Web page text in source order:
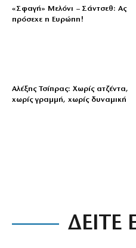
«Σφαγή» Μελόνι – Σάντσεθ: Ας
πρόσεχε η Ευρώπη!
Αλέξης Τσίπρας: Χωρίς ατζέντα,
χωρίς γραμμή, χωρίς δυναμική
ΔΕΙΤΕ